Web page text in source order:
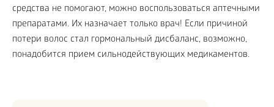
средства не помогают, можно воспользоваться аптечными
препаратами. Их назначает только врач! Если причиной
потери волос стал гормональный дисбаланс, возможно,
понадобится прием сильнодействующих медикаментов.